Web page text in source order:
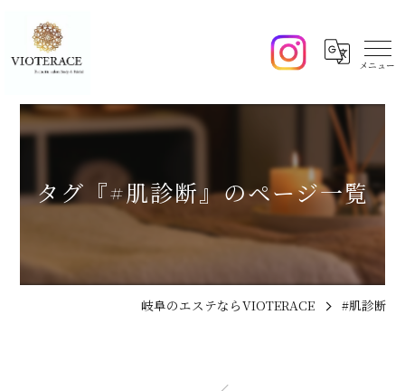
タグ『#肌診断』のページ一覧
岐阜のエステならVIOTERACE #肌診断